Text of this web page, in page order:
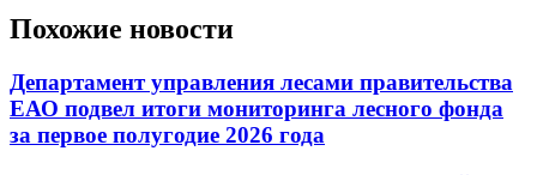
Похожие новости
Департамент управления лесами правительства
ЕАО подвел итоги мониторинга лесного фонда
за первое полугодие 2026 года